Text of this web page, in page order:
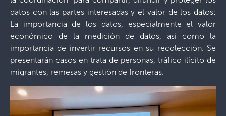
datos con las partes interesadas y el valor de los datos:
La importancia de los datos, especialmente el valor
económico de la medición de datos, así como la
importancia de invertir recursos en su recolección. Se
presentarán casos en trata de personas, tráfico ilícito de
migrantes, remesas y gestión de fronteras.